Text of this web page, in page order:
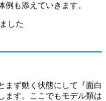
も添えていきます。
した
まず動く状態にして『面白
ます。ここでもモデル類は